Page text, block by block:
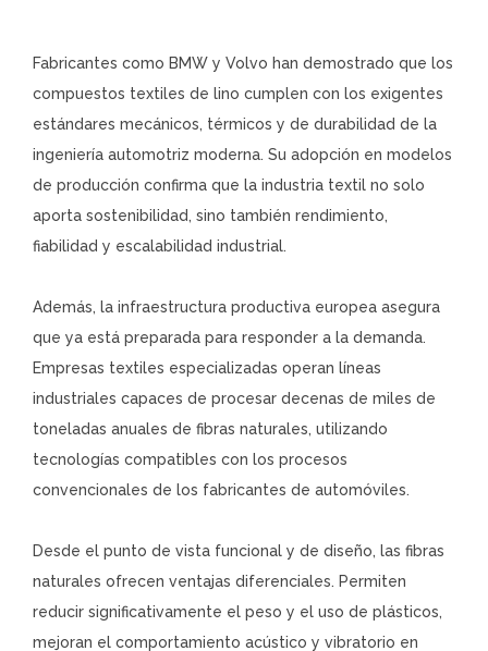
Fabricantes como BMW y Volvo han demostrado que los
compuestos textiles de lino cumplen con los exigentes
estándares mecánicos, térmicos y de durabilidad de la
ingeniería automotriz moderna. Su adopción en modelos
de producción confirma que la industria textil no solo
aporta sostenibilidad, sino también rendimiento,
fiabilidad y escalabilidad industrial.
Además, la infraestructura productiva europea asegura
que ya está preparada para responder a la demanda.
Empresas textiles especializadas operan líneas
industriales capaces de procesar decenas de miles de
toneladas anuales de fibras naturales, utilizando
tecnologías compatibles con los procesos
convencionales de los fabricantes de automóviles.
Desde el punto de vista funcional y de diseño, las fibras
naturales ofrecen ventajas diferenciales. Permiten
reducir significativamente el peso y el uso de plásticos,
mejoran el comportamiento acústico y vibratorio en